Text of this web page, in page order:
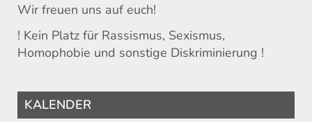
Wir freuen uns auf euch!
! Kein Platz für Rassismus, Sexismus,
Homophobie und sonstige Diskriminierung !
KALENDER